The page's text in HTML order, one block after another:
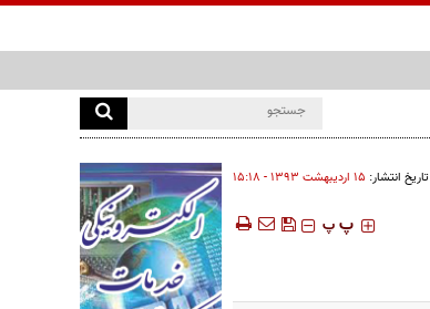
تاریخ انتشار: ۱۵ ارديبهشت ۱۳۹۳ - ۱۵:۱۸
‍‍‍ پ پ